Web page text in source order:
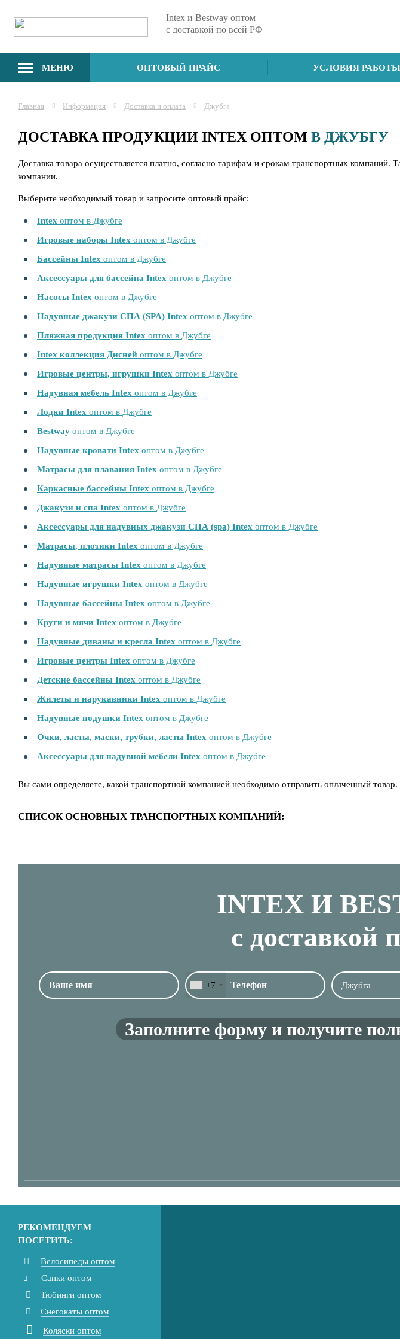
Intex и Bestway оптом
с доставкой по всей РФ
МЕНЮ ОПТОВЫЙ ПРАЙС УСЛОВИЯ РАБОТЫ
Главная Информация Доставка и оплата Джубга
ДОСТАВКА ПРОДУКЦИИ INTEX ОПТОМ В ДЖУБГУ
Доставка товара осуществляется платно, согласно тарифам и срокам транспортных
компании.
Выберите необходимый товар и запросите оптовый прайс:
Intex оптом в Джубге
Игровые наборы Intex оптом в Джубге
Бассейны Intex оптом в Джубге
Аксессуары для бассейна Intex оптом в Джубге
Насосы Intex оптом в Джубге
Надувные джакузи СПА (SPA) Intex оптом в Джубге
Пляжная продукция Intex оптом в Джубге
Intex коллекция Дисней оптом в Джубге
Игровые центры, игрушки Intex оптом в Джубге
Надувная мебель Intex оптом в Джубге
Лодки Intex оптом в Джубге
Bestway оптом в Джубге
Надувные кровати Intex оптом в Джубге
Матрасы для плавания Intex оптом в Джубге
Каркасные бассейны Intex оптом в Джубге
Джакузи и спа Intex оптом в Джубге
Аксессуары для надувных джакузи СПА (spa) Intex оптом в Джубге
Матрасы, плотики Intex оптом в Джубге
Надувные матрасы Intex оптом в Джубге
Надувные игрушки Intex оптом в Джубге
Надувные бассейны Intex оптом в Джубге
Круги и мячи Intex оптом в Джубге
Надувные диваны и кресла Intex оптом в Джубге
Игровые центры Intex оптом в Джубге
Детские бассейны Intex оптом в Джубге
Жилеты и нарукавники Intex оптом в Джубге
Надувные подушки Intex оптом в Джубге
Очки, ласты, маски, трубки, ласты Intex оптом в Джубге
Аксессуары для надувной мебели Intex оптом в Джубге
Вы сами определяете, какой транспортной компанией необходимо отправить оплаченный товар.
СПИСОК ОСНОВНЫХ ТРАНСПОРТНЫХ КОМПАНИЙ:
INTEX И
с доставкой
+7
Заполните форму и получите
РЕКОМЕНДУЕМ
ПОСЕТИТЬ:
Велосипеды оптом
Санки оптом
Тюбинги оптом
Снегокаты оптом
Коляски оптом